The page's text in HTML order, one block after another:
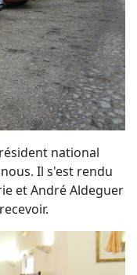
national
Il s'est rendu
et André Aldeguer